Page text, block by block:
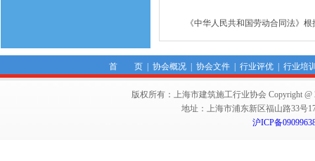
《中华人民共和国劳动合同法》根
首 页| 协会概况| 协会文件| 行业评优| 行业培
版权所有：上海市建筑施工行业协会 Copyright @
地址：上海市浦东新区福山路33号
沪ICP备